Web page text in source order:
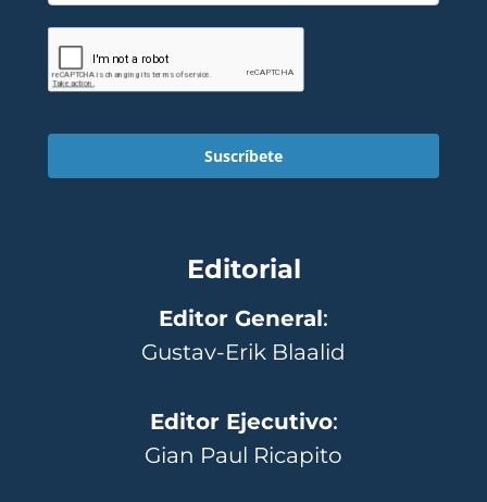
Suscríbete
Editorial
Editor General:
Gustav-Erik Blaalid
Editor Ejecutivo:
Gian Paul Ricapito